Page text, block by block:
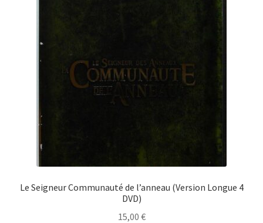
Le Seigneur Communauté de l’anneau (Version Longue 4
DVD)
15,00 €